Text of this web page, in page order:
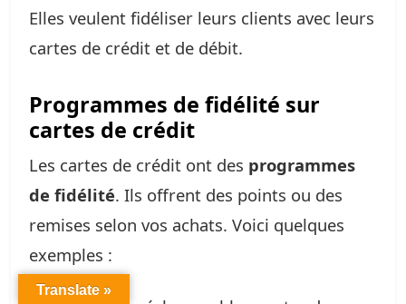
Elles veulent fidéliser leurs clients avec leurs
cartes de crédit et de débit.
Programmes de fidélité sur
cartes de crédit
Les cartes de crédit ont des programmes
de fidélité. Ils offrent des points ou des
remises selon vos achats. Voici quelques
exemples :
Translate »